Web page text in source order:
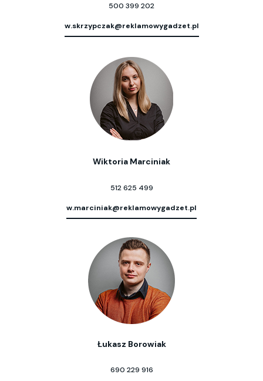
500 399 202
w.skrzypczak@reklamowygadzet.pl
Wiktoria Marciniak
512 625 499
w.marciniak@reklamowygadzet.pl
Łukasz Borowiak
690 229 916